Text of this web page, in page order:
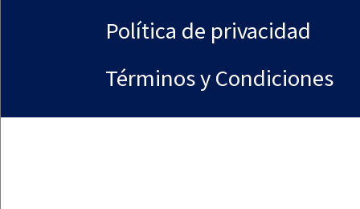
Garantías Del Sitio
© Copyright
Política de privacidad
Términos y Condiciones